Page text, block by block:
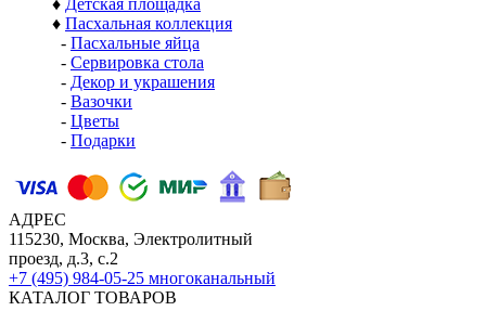
♦ Детская площадка
♦ Пасхальная коллекция
- Пасхальные яйца
- Сервировка стола
- Декор и украшения
- Вазочки
- Цветы
- Подарки
АДРЕС
115230, Москва, Электролитный
проезд, д.3, с.2
+7 (495) 984-05-25 многоканальный
КАТАЛОГ ТОВАРОВ